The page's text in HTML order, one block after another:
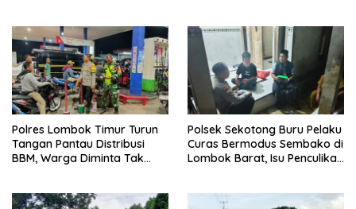
Polres Lombok Timur Turun
Tangan Pantau Distribusi
BBM, Warga Diminta Tak
Polsek Sekotong Buru Pelaku
Curas Bermodus Sembako di
Lombok Barat, Isu Penculikan